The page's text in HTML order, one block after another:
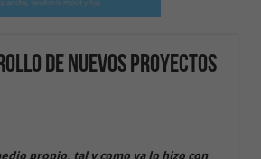
de nuevos proyectos
propio, tal y como ya lo hizo con